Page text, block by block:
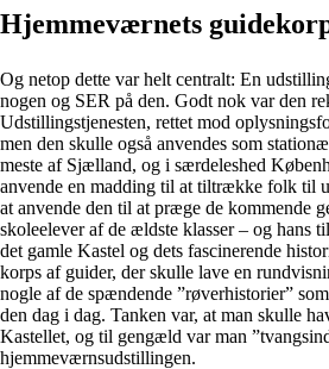
Hjemmeværnets
Og netop dette var helt centralt: En
nogen og SER på den. Godt nok var den
Udstillingstjenesten, rettet mod
men den skulle også anvendes som
meste af Sjælland, og i særdeleshed
anvende en madding til at tiltrække folk til
at anvende den til at præge de kommende
skoleelever af de ældste klasser – og hans
det gamle Kastel og dets fascinerende
korps af guider, der skulle lave en
nogle af de spændende ”røverhistorier”
den dag i dag. Tanken var, at man skulle
Kastellet, og til gengæld var man
hjemmeværnsudstillingen.